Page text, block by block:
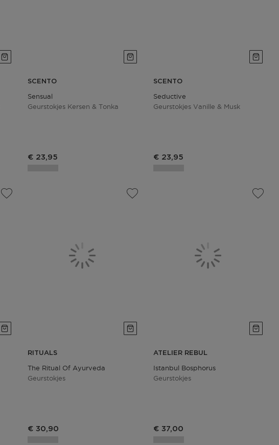
SCENTO
Sensual
Geurstokjes Kersen & Tonka
Productprijs
€ 23,95
SCENTO
Seductive
Geurstokjes Vanille & Musk
Productprijs
€ 23,95
RITUALS
The Ritual Of Ayurveda
Geurstokjes
€ 30,90
ATELIER REBUL
Istanbul Bosphorus
Geurstokjes
€ 37,00